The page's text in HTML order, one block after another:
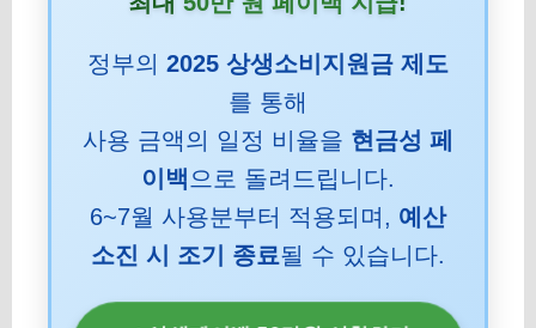
정부의 2025 상생소비지원금 제도
를 통해
사용 금액의 일정 비율을 현금성 페
이백 으로 돌려드립니다.
6~7월 사용분부터 적용되며, 예산
소진 시 조기 종료될 수 있습니다.